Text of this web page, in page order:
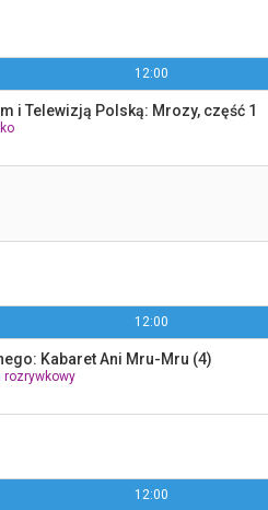
12:00
i Telewizją Polską: Mrozy, część 1
12:00
Kabaret Ani Mru-Mru (4)
rozrywkowy
12:00